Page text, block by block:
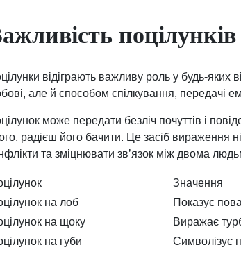
відіграють важливу роль у будь-
але й способом спілкування, передачі
може передати безліч почуттів і
радієш його бачити. Це засіб вираження
та зміцнювати зв’язок між двома
Значення
на лоб
Показує
на щоку
Виражає
на губи
Символізує